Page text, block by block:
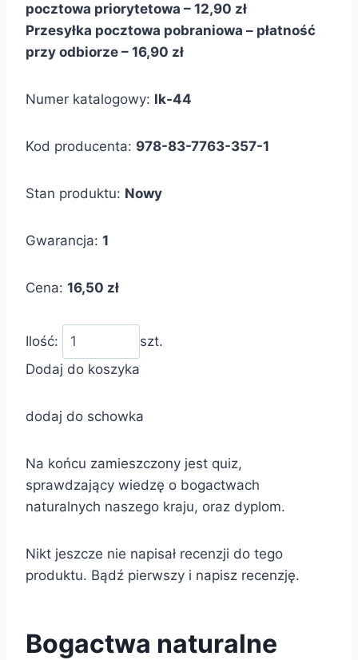
pocztowa priorytetowa – 12,90 zł
Przesyłka pocztowa pobraniowa – płatność
przy odbiorze – 16,90 zł
Numer katalogowy: lk-44
Kod producenta: 978-83-7763-357-1
Stan produktu: Nowy
Gwarancja: 1
Cena: 16,50 zł
Ilość:
szt.
Dodaj do koszyka
dodaj do schowka
Na końcu zamieszczony jest quiz,
sprawdzający wiedzę o bogactwach
naturalnych naszego kraju, oraz dyplom.
Nikt jeszcze nie napisał recenzji do tego
produktu. Bądź pierwszy i napisz recenzję.
Bogactwa naturalne